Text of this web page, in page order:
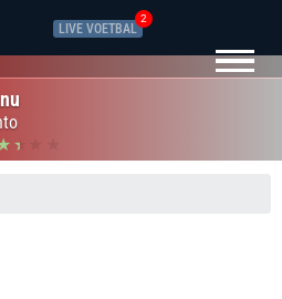
LIVE VOETBAL
2